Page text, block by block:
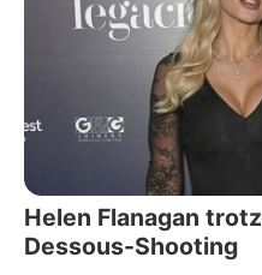
Helen Flanagan
Dessous-Shooting